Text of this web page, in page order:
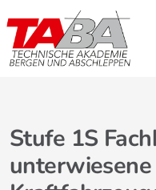
Stufe 1S